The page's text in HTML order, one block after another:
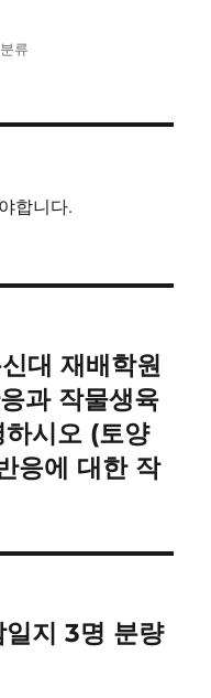
류
합니다.
대 재배학원
과 작물생육
시오 (토양
응에 대한 작
지 3명 분량